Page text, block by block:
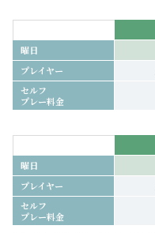
曜日
プレイヤー
セルフ
プレー料金
曜日
プレイヤー
セルフ
プレー料金